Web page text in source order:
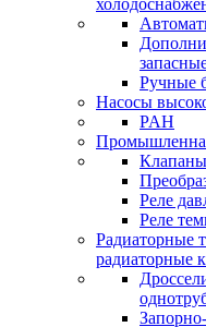
Ручные
Насосы
PAH
Реле
Реле
Радиаторные
радиаторные